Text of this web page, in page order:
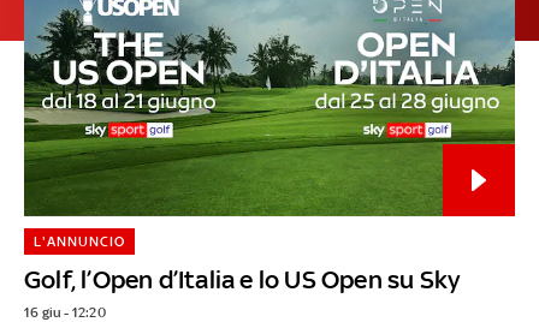
Golf, l’Open d’Italia e lo US Open su Sky
L'ANNUNCIO
16 giu - 12:20